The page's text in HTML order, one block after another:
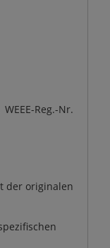
Reg.-Nr.
der originalen